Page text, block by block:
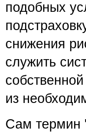
подобных
снижения
служить
из
Сам термин